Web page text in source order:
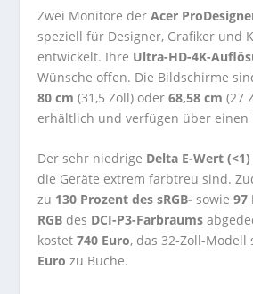
Zwei Monitore der Acer
speziell für Designer, Grafiker und
entwickelt. Ihre Ultra-HD-4K-
Wünsche offen. Die Bildschirme
80 cm (31,5 Zoll) oder68,58 cm (27
erhältlich und verfügen über einen
Der sehr niedrige Delta E-Wert (<1)
die Geräte extrem farbtreu sind.
zu 130 Prozent des sRGB- sowie97
RGB des DCI-P3-Farbraums
kostet 740 Euro, das 32-Zoll-Modell
Eurozu Buche.